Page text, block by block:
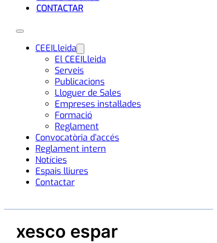
CONTACTAR
CEEILleida
El CEEILleida
Serveis
Publicacions
Lloguer de Sales
Empreses instal·lades
Formació
Reglament
Convocatòria d’accés
Reglament intern
Notícies
Espais lliures
Contactar
xesco espar